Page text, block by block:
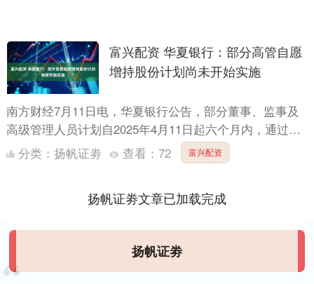
富兴配资 华夏银行：部分高管自愿
增持股份计划尚未开始实施
南方财经7月11日电，华夏银行公告，部分董事、监事及
高级管理人员计划自2025年4月11日起六个月内，通过集
中竞价交易方式，以自有资金共计不低于人民币3000
分类： 扬帆证劵 查看： 72 富兴配资
扬帆证劵文章已加载完成
扬帆证劵